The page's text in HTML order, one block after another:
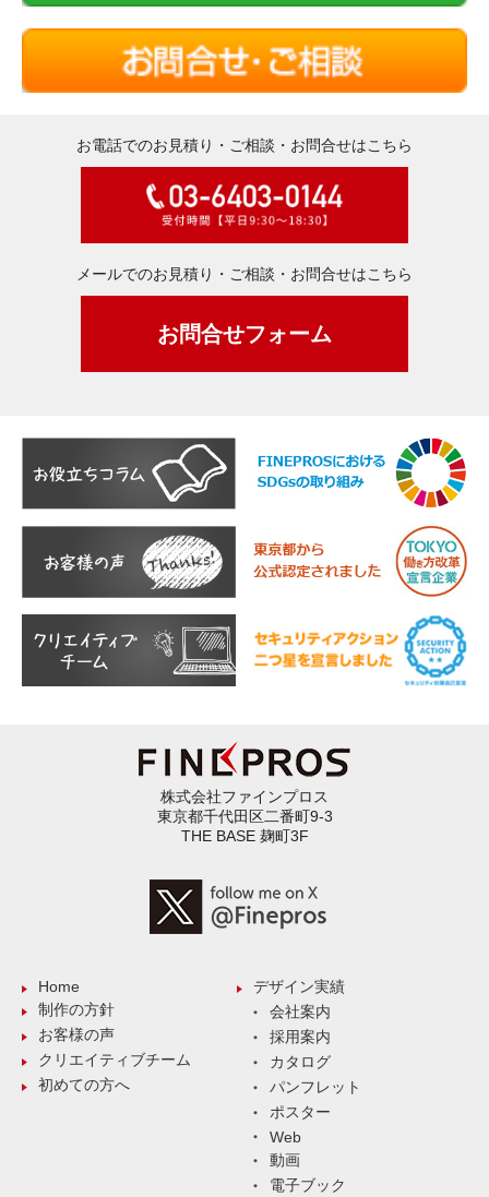
お電話でのお見積り・ご相談・お問合せはこちら
メールでのお見積り・ご相談・お問合せはこちら
お問合せフォーム
株式会社ファインプロス
東京都千代田区二番町9-3
THE BASE 麹町3F
Home
制作の方針
お客様の声
クリエイティブチーム
初めての方へ
デザイン実績
会社案内
採用案内
カタログ
パンフレット
ポスター
Web
動画
電子ブック